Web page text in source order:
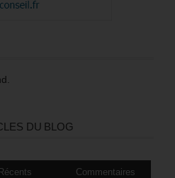
DU BLOG
Commentaires